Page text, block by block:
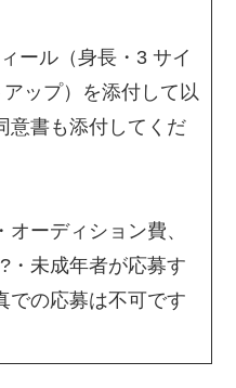
ール（身長・3 サイ
ップ）を添付して以
意書も添付してくだ
ーディション費、
・未成年者が応募す
での応募は不可です